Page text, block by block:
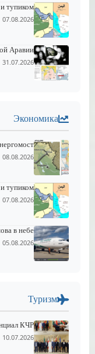
тупиком
07.08.2026
Аравии
31.07.2026
Экономика
08.08.2026
тупиком
07.08.2026
в небе
05.08.2026
Туризм
КЧР
10.07.2026